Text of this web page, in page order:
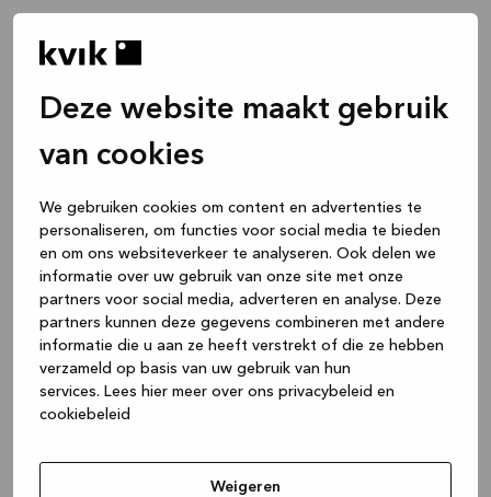
Deze website maakt gebruik
van cookies
We gebruiken cookies om content en advertenties te
personaliseren, om functies voor social media te bieden
en om ons websiteverkeer te analyseren. Ook delen we
informatie over uw gebruik van onze site met onze
partners voor social media, adverteren en analyse. Deze
partners kunnen deze gegevens combineren met andere
informatie die u aan ze heeft verstrekt of die ze hebben
verzameld op basis van uw gebruik van hun
services. Lees hier meer over ons privacybeleid en
cookiebeleid
Weigeren
(see the browser console for more